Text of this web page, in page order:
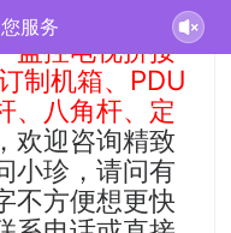
服务
产网络机柜、
监控电视拼接
制机箱、PDU
、八角杆、定
，欢迎咨询精致
小珍，请问有
不方便想更快